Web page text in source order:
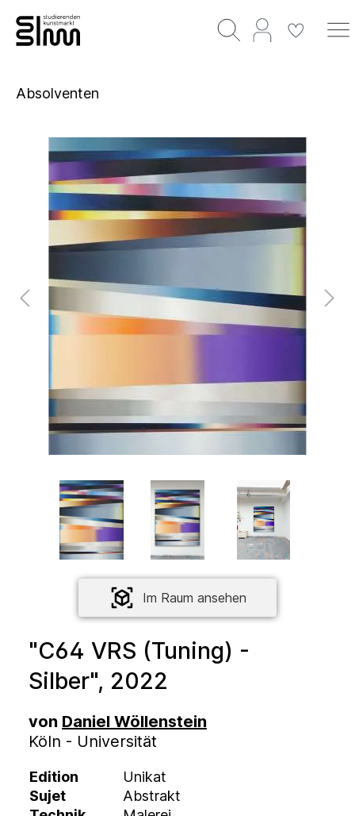
Absolventen
Im Raum ansehen
"C64 VRS (Tuning) -
Silber", 2022
von Daniel Wöllenstein
Köln - Universität
Edition
Unikat
Sujet
Abstrakt